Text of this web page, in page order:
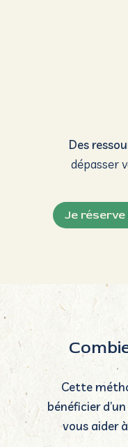
A partir
Je